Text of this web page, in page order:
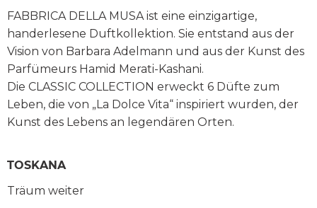
FABBRICA DELLA MUSA ist eine einzigartige,
handerlesene Duftkollektion. Sie entstand aus der
Vision von Barbara Adelmann und aus der Kunst des
Parfümeurs Hamid Merati-Kashani.
Die CLASSIC COLLECTION erweckt 6 Düfte zum
Leben, die von „La Dolce Vita“ inspiriert wurden, der
Kunst des Lebens an legendären Orten.
TOSKANA
Träum weiter